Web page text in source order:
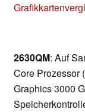
2630QM: Auf
Core Prozessor
Graphics 3000